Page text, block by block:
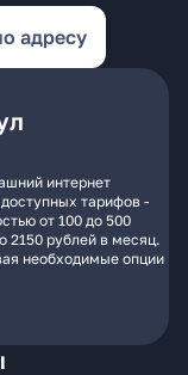
адресу
интернет
тарифов -
от 100 до 500
2150 рублей в месяц.
необходимые опции